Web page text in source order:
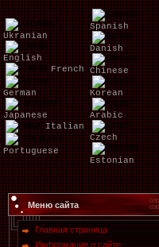
Ukranian
English
French
German
Japanese
Italian
Portuguese
Spanish
Danish
Chinese
Korean
Arabic
Czech
Estonian
Меню сайта
Главная страница
Информация о сайте